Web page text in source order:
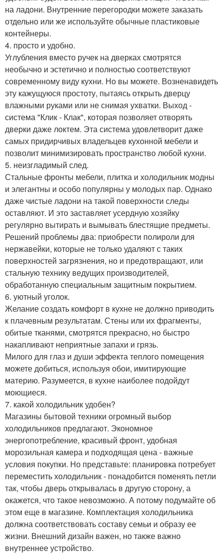
на ладони. Внутренние перегородки можете заказать
отдельно или же используйте обычные пластиковые
контейнеры.
4. просто и удобно.
Углубления вместо ручек на дверках смотрятся
необычно и эстетично и полностью соответствуют
современному виду кухни. Но вы можете. Возненавидеть
эту кажущуюся простоту, пытаясь открыть дверцу
влажными руками или не снимая ухватки. Выход -
система "Клик - Клак", которая позволяет отворять
дверки даже локтем. Эта система удовлетворит даже
самых придирчивых владельцев кухонной мебели и
позволит минимизировать пространство любой кухни.
5. неизгладимый след.
Стальные фронты мебели, плитка и холодильник модны
и элегантны и особо популярны у молодых пар. Однако
даже чистые ладони на такой поверхности следы
оставляют. И это заставляет усердную хозяйку
регулярно вытирать и вымывать блестящие предметы.
Решений проблемы два: приобрести полироли для
нержавейки, которые не только удаляют с таких
поверхностей загрязнения, но и предотвращают, или
стальную технику ведущих производителей,
обработанную специальным защитным покрытием.
6. уютный уголок.
Желание создать комфорт в кухне не должно приводить
к плачевным результатам. Стены или их фрагменты,
обитые тканями, смотрятся прекрасно, но быстро
накапливают неприятные запахи и грязь.
Милого для глаз и души эффекта теплого помещения
можете добиться, используя обои, имитирующие
материю. Разумеется, в кухне наиболее подойдут
моющиеся.
7. какой холодильник удобен?
Магазины бытовой техники огромный выбор
холодильников предлагают. Экономное
энергопотребление, красивый фронт, удобная
морозильная камера и подходящая цена - важные
условия покупки. Но представьте: планировка потребует
переместить холодильник - понадобится поменять петли
так, чтобы дверь открывалась в другую сторону, а
окажется, что такое невозможно. А потому подумайте об
этом еще в магазине. Комплектация холодильника
должна соответствовать составу семьи и образу ее
жизни. Внешний дизайн важен, но также важно
внутреннее устройство.